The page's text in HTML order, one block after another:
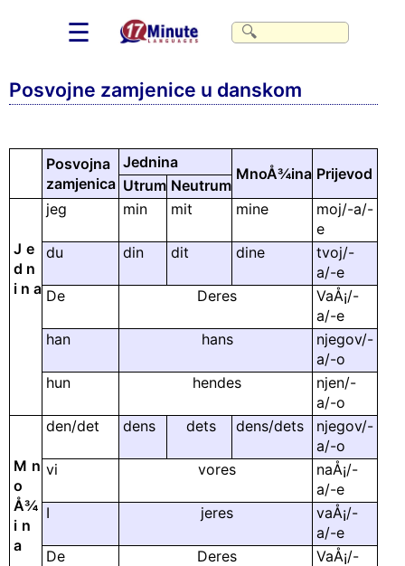
☰
Posvojne zamjenice u danskom
Posvojna
zamjenica
Jednina
MnoÅ¾ina Prijevod
Utrum Neutrum
J e
d n
i n a
jeg min mit mine
moj/-a/-
e
du
din dit dine
tvoj/-
a/-e
De
Deres
VaÅ¡/-
a/-e
han
hans
njegov/-
a/-o
hun
hendes
njen/-
a/-o
M n
o
Å¾
i n
a
den/det dens dets dens/dets
njegov/-
a/-o
vi
vores
naÅ¡/-
a/-e
I
jeres
vaÅ¡/-
a/-e
De
Deres
VaÅ¡/-